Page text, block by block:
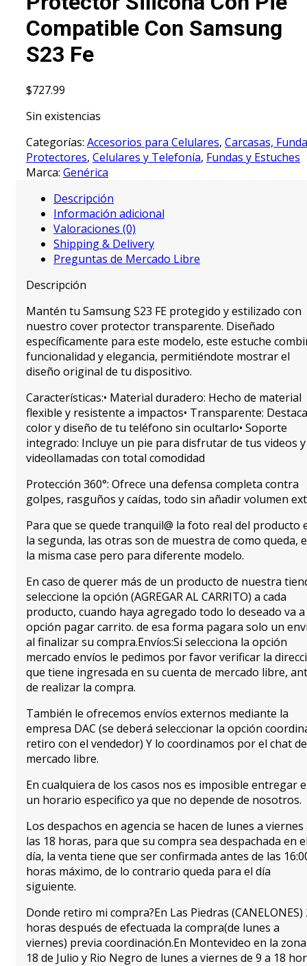
Compatible Con Samsung
S23 Fe
$727.99
Sin existencias
Categorías: Accesorios para Celulares, Carcasas,
Protectores, Celulares y Telefonía, Fundas y Estuches
Marca: Genérica
Descripción
Información adicional
Valoraciones (0)
Shipping & Delivery
Preguntas de Mercado Libre
Descripción
Mantén tu Samsung S23 FE protegido y estilizado con
nuestro cover protector transparente. Diseñado
específicamente para este modelo, este estuche
funcionalidad y elegancia, permitiéndote mostrar el
diseño original de tu dispositivo.
Características:• Material duradero: Hecho de material
flexible y resistente a impactos• Transparente:
color y diseño de tu teléfono sin ocultarlo• Soporte
integrado: Incluye un pie para disfrutar de tus videos y
videollamadas con total comodidad
Protección 360°: Ofrece una defensa completa contra
golpes, rasguños y caídas, todo sin añadir volumen
Para que se quede tranquil@ la foto real del producto
la segunda, las otras son de muestra de como queda,
la misma case pero para diferente modelo.
En caso de querer más de un producto de nuestra
seleccione la opción (AGREGAR AL CARRITO) a cada
producto, cuando haya agregado todo lo deseado va
opción pagar carrito. de esa forma pagara solo un
al finalizar su compra.Envíos:Si selecciona la opción
mercado envíos le pedimos por favor verificar la
que tiene ingresada en su cuenta de mercado libre,
de realizar la compra.
También le ofrecemos envíos externos mediante la
empresa DAC (se deberá seleccionar la opción
retiro con el vendedor) Y lo coordinamos por el chat de
mercado libre.
En cualquiera de los casos nos es imposible entregar
un horario especifico ya que no depende de nosotros.
Los despachos en agencia se hacen de lunes a viernes
las 18 horas, para que su compra sea despachada en
día, la venta tiene que ser confirmada antes de las
horas máximo, de lo contrario queda para el día
siguiente.
Donde retiro mi compra?En Las Piedras (CANELONES)
horas después de efectuada la compra(de lunes a
viernes) previa coordinación.En Montevideo en la
18 de Julio y Rio Negro de lunes a viernes de 9 a 18